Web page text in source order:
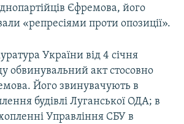
Єфремова, його
«репресіями проти опозиції».
України від 4 січня
обвинувальний акт стосовно
Його звинувачують в
будівлі Луганської ОДА; в
Управління СБУ в